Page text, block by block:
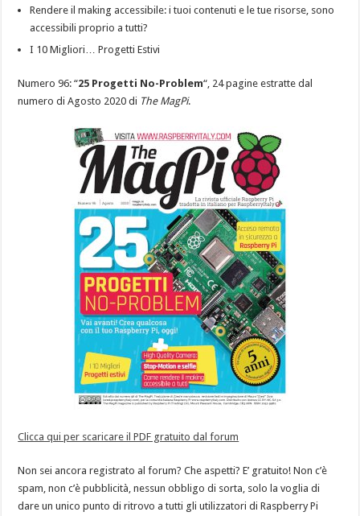
Rendere il making accessibile: i tuoi contenuti e le tue risorse, sono
accessibili proprio a tutti?
I 10 Migliori… Progetti Estivi
Numero 96: “25 Progetti No-Problem“, 24 pagine estratte dal
numero di Agosto 2020 di The MagPi.
Clicca qui per scaricare il PDF gratuito dal forum
Non sei ancora registrato al forum? Che aspetti? E’ gratuito! Non c’è
spam, non c’è pubblicità, nessun obbligo di sorta, solo la voglia di
dare un unico punto di ritrovo a tutti gli utilizzatori di Raspberry Pi